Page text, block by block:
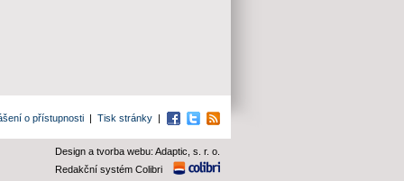
o přístupnosti | Tisk stránky | Facebook
TwitterRSS
Design a tvorba webu: Adaptic, s. r. o.
Redakční systém Colibri